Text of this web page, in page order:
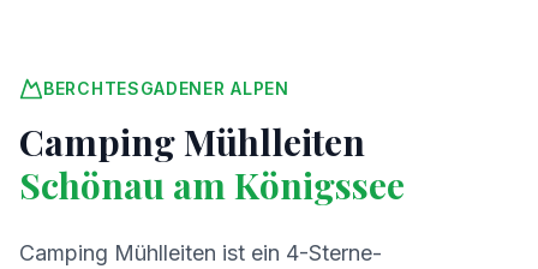
BERCHTESGADENER ALPEN
Camping Mühlleiten
Schönau am Königssee
Camping Mühlleiten ist ein 4-Sterne-